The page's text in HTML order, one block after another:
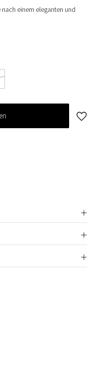
einem eleganten und